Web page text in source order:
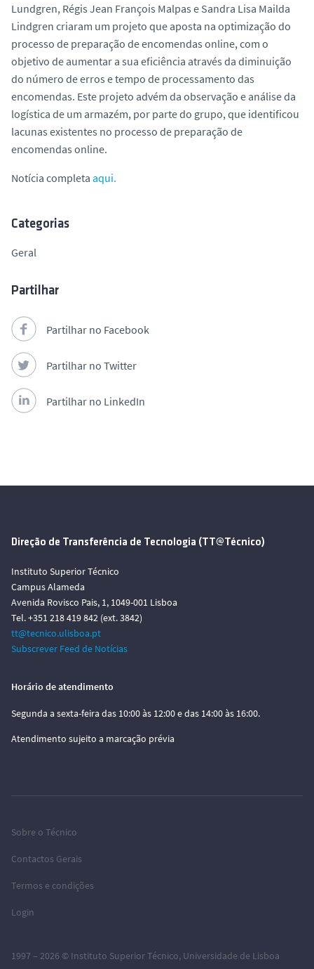
Lundgren, Régis Jean François Malpas e Sandra Lisa Mailda
Lindgren criaram um projeto que aposta na optimização do
processo de preparação de encomendas online, com o
objetivo de aumentar a sua eficiência através da diminuição
do número de erros e tempo de processamento das
encomendas. Este projeto advém da observação e análise da
logística de um armazém, por parte do grupo, que identificou
lacunas existentes no processo de preparação de
encomendas online.
Notícia completa aqui.
Categorias
Geral
Partilhar
Partilhar no Facebook
Partilhar no Twitter
Partilhar no LinkedIn
Direção de Transferência de Tecnologia (TT@Técnico)
Instituto Superior Técnico
Campus Alameda
Avenida Rovisco Pais, 1, 1049-001 Lisboa
Tel. +351 218 419 842 (ext. 3842)
tt@tecnico.ulisboa.pt
Subscrever Feed de Notícias
Horário de atendimento
Segunda a sexta-feira das 10:00 às 12:00 e das 14:00 às 16:00.
Atendimento sujeito a marcação prévia
Sobre o Técnico
Contactos Gerais
Termos e condições
Login
1997 – 2026 © Instituto Superior Técnico, Universidade de Lisboa